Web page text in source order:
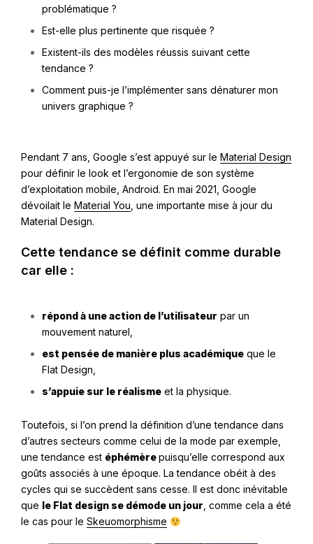
problématique ?
Est-elle plus pertinente que risquée ?
Existent-ils des modèles réussis suivant cette
tendance ?
Comment puis-je l’implémenter sans dénaturer mon
univers graphique ?
Pendant 7 ans, Google s’est appuyé sur le Material Design
pour définir le look et l’ergonomie de son système
d’exploitation mobile, Android. En mai 2021, Google
dévoilait le Material You , une importante mise à jour du
Material Design.
Cette tendance se définit comme durable
car elle :
répond à une action de l’utilisateur par un
mouvement naturel,
est pensée de manière plus académique que le
Flat Design
s’appuie sur le réalisme et la physique.
Toutefois, si l’on prend la définition d’une tendance dans
d’autres secteurs comme celui de la mode par exemple,
une tendance est éphémèrepuisqu’elle correspond aux
goûts associés à une époque. La tendance obéit à des
cycles qui se succèdent sans cesse. Il est donc inévitable
que le Flat design se démode un jour , comme cela a été
le cas pour le Skeuomorphisme